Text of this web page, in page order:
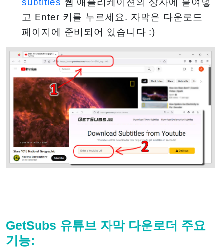
고 Enter 키를 누르세요. 자막은 다운로드
페이지에 준비되어 있습니다 :)
GetSubs 유튜브 자막 다운로더 주요
기능: